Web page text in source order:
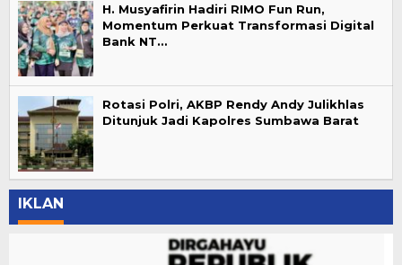
H. Musyafirin Hadiri RIMO Fun Run,
Momentum Perkuat Transformasi Digital
Bank NT…
Rotasi Polri, AKBP Rendy Andy Julikhlas
Ditunjuk Jadi Kapolres Sumbawa Barat
IKLAN